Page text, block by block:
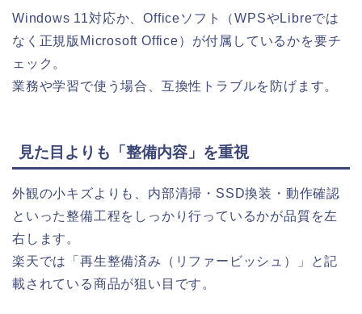
Windows 11対応か、Officeソフト（WPSやLibreでは
なく正規版Microsoft Office）が付属しているかを要チ
ェック。
業務や学習で使う場合、互換性トラブルを防げます。
見た目よりも「整備内容」を重視
外観の小キズよりも、内部清掃・SSD換装・動作確認
といった整備工程をしっかり行っているかが品質を左
右します。
楽天では「再生整備済み（リファービッシュ）」と記
載されている商品が狙い目です。